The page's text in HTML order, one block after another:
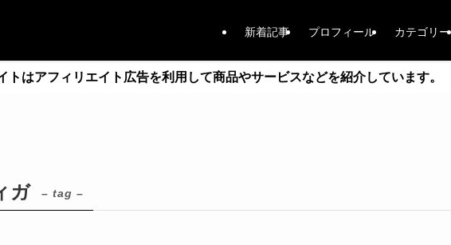
新着記事 プロフィール カテゴリー
トはアフィリエイト広告を利用して商品やサービスなどを紹介しています。
ガ – tag –